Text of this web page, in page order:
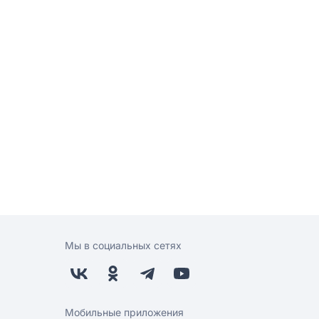
Мы в социальных сетях
Мобильные приложения